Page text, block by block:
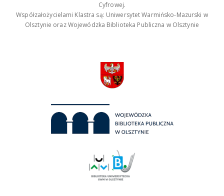
Cyfrowej.
Współzałożycielami Klastra są: Uniwersytet Warmińsko-Mazurski w
Olsztynie oraz Wojewódzka Biblioteka Publiczna w Olsztynie